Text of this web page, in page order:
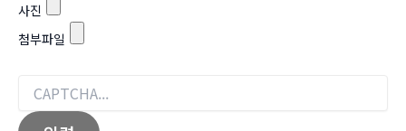
사진
첨부파일